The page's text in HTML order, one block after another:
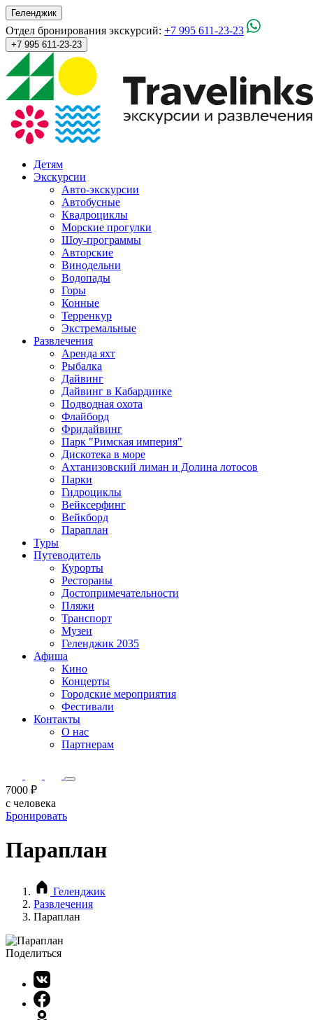
Геленджик
Отдел бронирования экскурсий: +7 995 611-23-23
+7 995 611-23-23
Детям
Экскурсии
Авто-экскурсии
Автобусные
Квадроциклы
Морские прогулки
Шоу-программы
Авторские
Винодельни
Водопады
Горы
Конные
Терренкур
Экстремальные
Развлечения
Аренда яхт
Рыбалка
Дайвинг
Дайвинг в Кабардинке
Подводная охота
Флайборд
Фридайвинг
Парк "Римская империя"
Дискотека в море
Ахтанизовский лиман и Долина лотосов
Парки
Гидроциклы
Вейксерфинг
Вейкборд
Параплан
Туры
Путеводитель
Курорты
Рестораны
Достопримечательности
Пляжи
Транспорт
Музеи
Геленджик 2035
Афиша
Кино
Концерты
Городские мероприятия
Фестивали
Контакты
О нас
Партнерам
7000 ₽
с человека
Бронировать
Параплан
Геленджик
Развлечения
Параплан
Поделиться